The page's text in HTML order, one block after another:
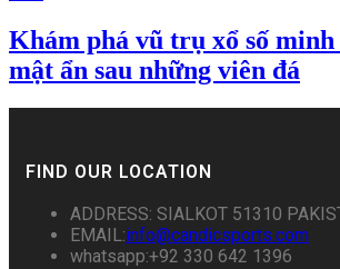
Khám phá vũ trụ xổ số
mật ẩn sau những viên đá
FIND OUR LOCATION
ADDRESS: SIALKOT 51310
EMAIL:info@candicsports.com
whatsapp:+92 330 642 1396